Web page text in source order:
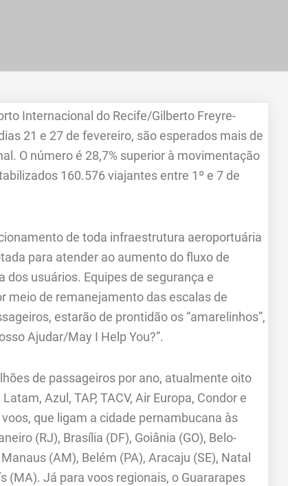
Internacional do Recife/Gilberto Freyre-
21 e 27 de fevereiro, são esperados mais de
O número é 28,7% superior à movimentação
160.576 viajantes entre 1º e 7 de
de toda infraestrutura aeroportuária
para atender ao aumento do fluxo de
usuários. Equipes de segurança e
meio de remanejamento das escalas de
estarão de prontidão os “amarelinhos”,
Ajudar/May I Help You?”.
de passageiros por ano, atualmente oito
Azul, TAP, TACV, Air Europa, Condor e
que ligam a cidade pernambucana às
(RJ), Brasília (DF), Goiânia (GO), Belo-
(AM), Belém (PA), Aracaju (SE), Natal
(MA). Já para voos regionais, o Guararapes